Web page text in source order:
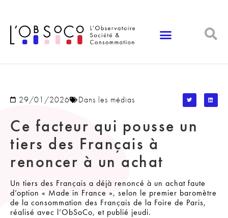
29/01/2026 Dans les médias
Ce facteur qui pousse un
tiers des Français à
renoncer à un achat
Un tiers des Français a déjà renoncé à un achat faute
d’option « Made in France », selon le premier baromètre
de la consommation des Français de la Foire de Paris,
réalisé avec l’ObSoCo, et publié jeudi.